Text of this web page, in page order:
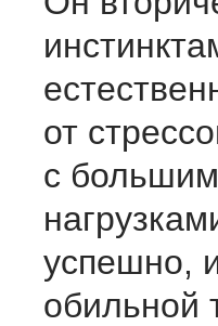
от
с
успешно,
обильной